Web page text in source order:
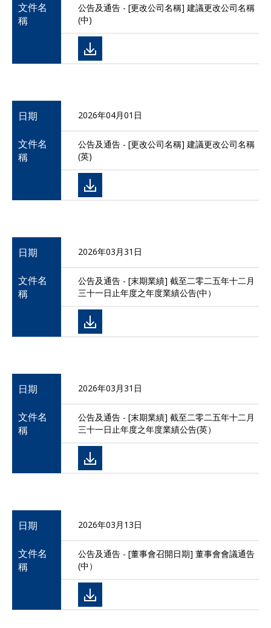
文件名
稱
公告及通告 - [更改公司名稱] 建議更改公司名稱
(中)
日期 2026年04月01日
文件名
稱
公告及通告 - [更改公司名稱] 建議更改公司名稱
(英)
日期 2026年03月31日
文件名
稱
公告及通告 - [末期業績] 截至二零二五年十二月
三十一日止年度之年度業績公告(中）
日期 2026年03月31日
文件名
稱
公告及通告 - [末期業績] 截至二零二五年十二月
三十一日止年度之年度業績公告(英）
日期 2026年03月13日
文件名
稱
公告及通告 - [董事會召開日期] 董事會會議通告
(中）